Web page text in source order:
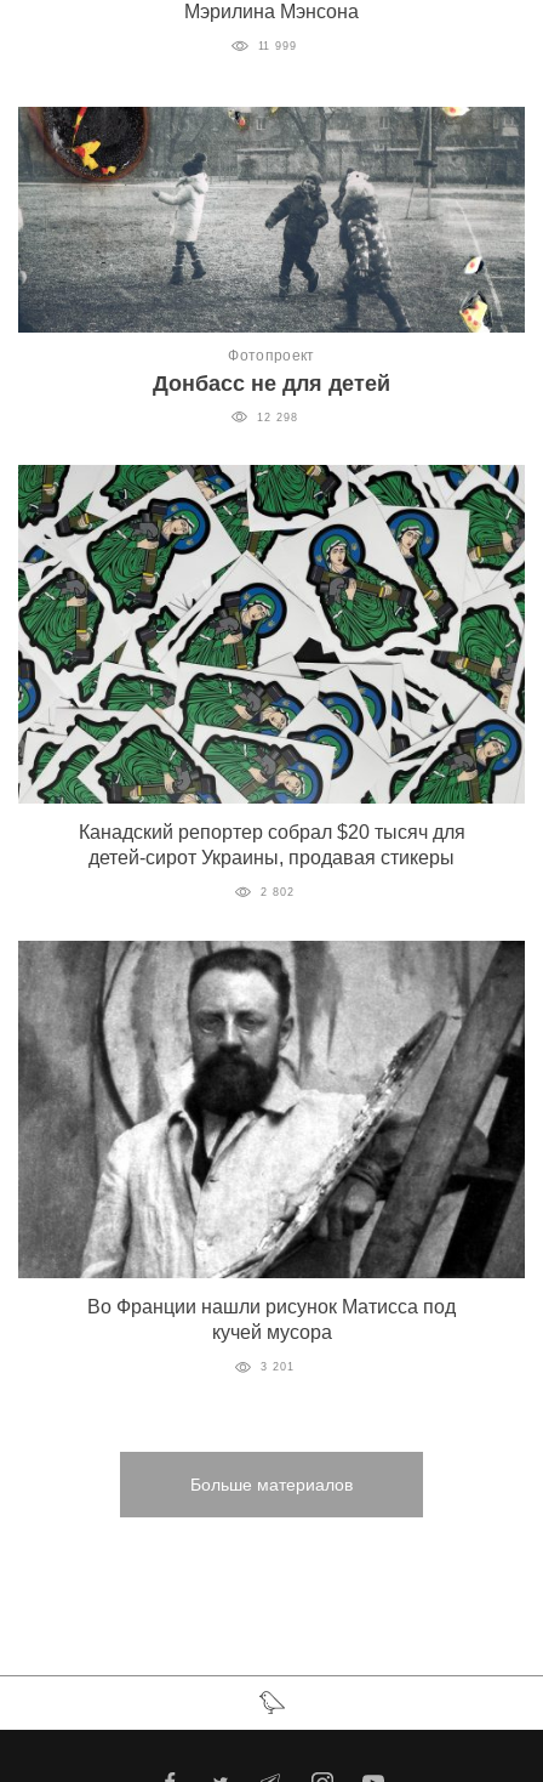
Мэрилина Мэнсона
11 999
Фотопроект
Донбасс не для детей
12 298
Канадский репортер собрал $20 тысяч для
детей-сирот Украины, продавая стикеры
2 802
Во Франции нашли рисунок Матисса под
кучей мусора
3 201
Больше материалов